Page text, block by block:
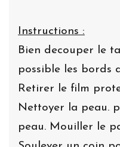
Instructions :
Bien decouper le
possible les bords
Retirer le film
Nettoyer la peau.
peau. Mouiller le